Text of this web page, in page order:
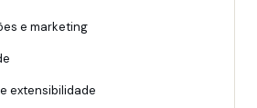
e marketing
extensibilidade